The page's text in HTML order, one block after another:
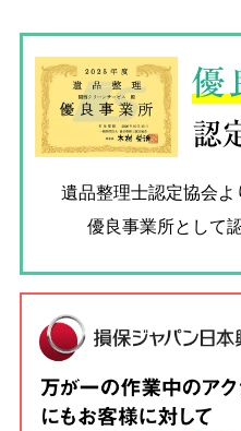
優
認
遺品整理士認定協会
優良事業所として